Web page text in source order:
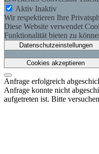
Aktiv Inaktiv
Wir respektieren Ihre
Diese Website verwendet
Funktionalität bieten zu
Datenschutzeinstellungen
Cookies akzeptieren
Anfrage erfolgreich
Anfrage konnte nicht
aufgetreten ist. Bitte